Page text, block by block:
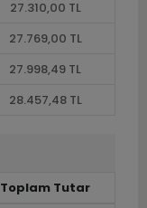
27.310,00 TL
27.769,00 TL
27.998,49 TL
28.457,48 TL
Toplam Tutar